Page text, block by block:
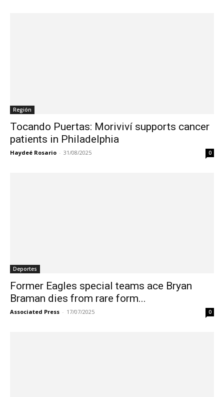
Región
Tocando Puertas: Moriviví supports cancer
patients in Philadelphia
Haydeé Rosario - 31/08/2025 0
Deportes
Former Eagles special teams ace Bryan
Braman dies from rare form...
Associated Press - 17/07/2025 0